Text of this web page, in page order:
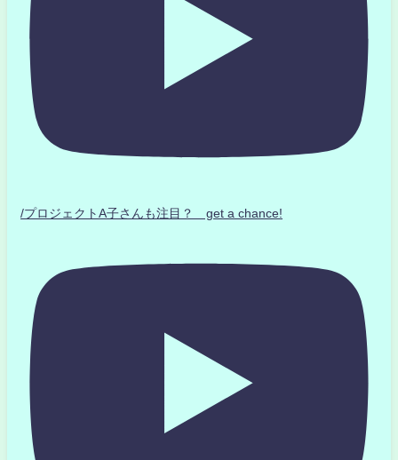
/プロジェクトA子さんも注目？ get a chance!